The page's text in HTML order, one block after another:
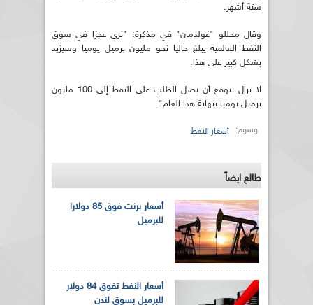
ستة أشهر.
وقال محللو "غولدمان" في مذكرة: "نرى عجزا في سوق
النفط العالمية يبلغ حاليا نحو مليون برميل يوميا وسيزيد
بشكل كبير على هذا.
لا نزال نتوقع أن يصل الطلب على النفط إلى 100 مليون
برميل يوميا بنهاية هذا العام".
وسوم: أسعار النفط
طالع ايضاً
أسعار برنت فوق 85 دولارا
للبرميل
أسعار النفط تفوق 84 دولار
للبرميل بسوق لندن